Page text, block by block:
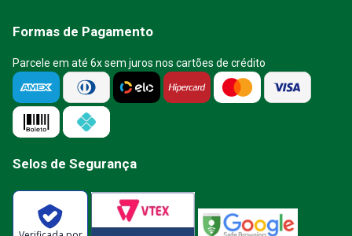
Formas de Pagamento
Parcele em até 6x sem juros nos cartões de crédito
Selos de Segurança